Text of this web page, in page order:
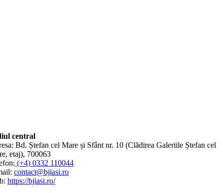
central
Bd. Ștefan cel Mare și Sfânt nr. 10 (Clădirea Galeriile Ștefan cel
etaj), 700063
(+4) 0332 110044
contact@bjiasi.ro
https://bjiasi.ro/